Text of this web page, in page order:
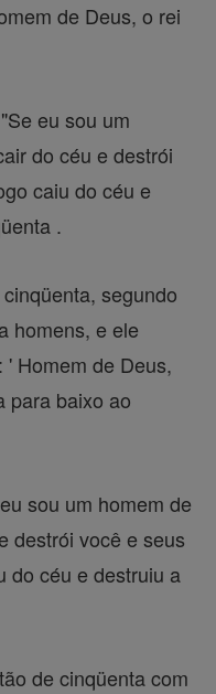
de Deus, o rei
eu sou um
do céu e destrói
caiu do céu e
.
segundo
homens, e ele
Homem de Deus,
para baixo ao
sou um homem de
destrói você e seus
do céu e destruiu a
de cinqüenta com